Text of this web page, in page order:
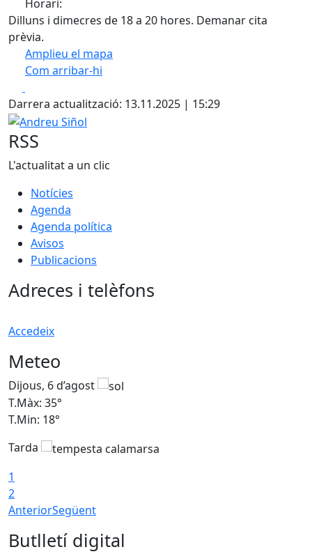
Horari:
Dilluns i dimecres de 18 a 20 hores. Demanar cita
prèvia.
Amplieu el mapa
Com arribar-hi
+
−
Darrera actualització: 13.11.2025 | 15:29
Andreu Siñol
RSS
L'actualitat a un clic
Notícies
Agenda
Agenda política
Avisos
Publicacions
Adreces i telèfons
Accedeix
Meteo
Dijous, 6 d’agost
T.Màx: 35°
T.Min: 18°
Tarda
1
2
AnteriorSegüent
Butlletí digital